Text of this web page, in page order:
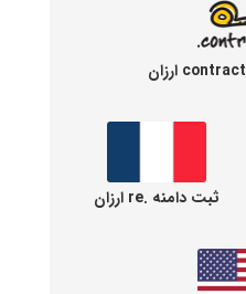
ثبت دامنه .re ارزان